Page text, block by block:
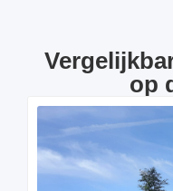
op